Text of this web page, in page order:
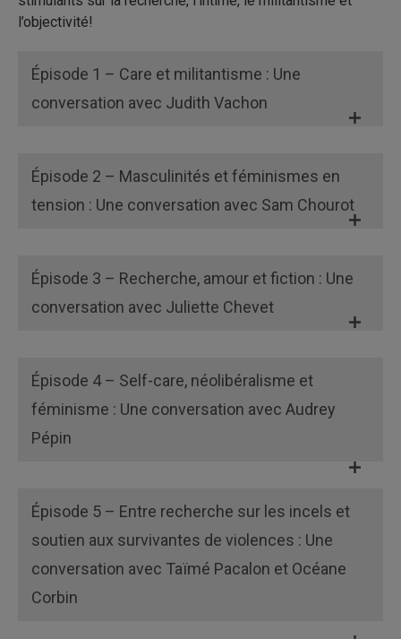
l’objectivité!
Épisode 1 – Care et militantisme : Une
conversation avec Judith Vachon
Épisode 2 – Masculinités et féminismes en
tension : Une conversation avec Sam Chourot
Épisode 3 – Recherche, amour et fiction : Une
conversation avec Juliette Chevet
Épisode 4 – Self-care, néolibéralisme et
féminisme : Une conversation avec Audrey
Pépin
Épisode 5 – Entre recherche sur les incels et
soutien aux survivantes de violences : Une
conversation avec Taïmé Pacalon et Océane
Corbin